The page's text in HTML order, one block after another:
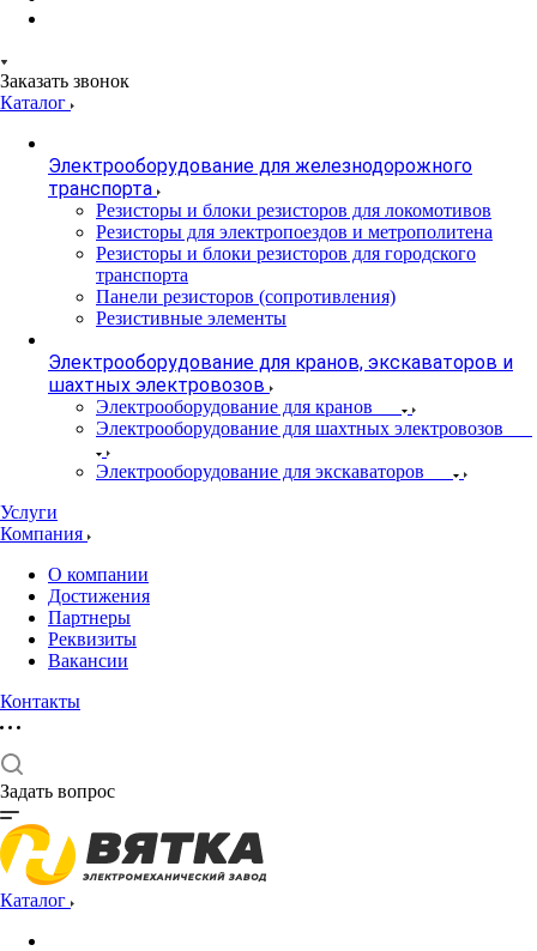
Заказать звонок
Каталог
Электрооборудование для железнодорожного
транспорта
Резисторы и блоки резисторов для локомотивов
Резисторы для электропоездов и метрополитена
Резисторы и блоки резисторов для городского
транспорта
Панели резисторов (сопротивления)
Резистивные элементы
Электрооборудование для кранов, экскаваторов и
шахтных электровозов
Электрооборудование для кранов
Электрооборудование для шахтных электровозов
Электрооборудование для экскаваторов
Услуги
Компания
О компании
Достижения
Партнеры
Реквизиты
Вакансии
Контакты
Задать вопрос
Каталог